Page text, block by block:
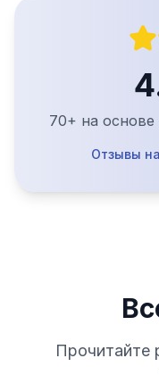
70+ на
Отзывы
Прочитайте